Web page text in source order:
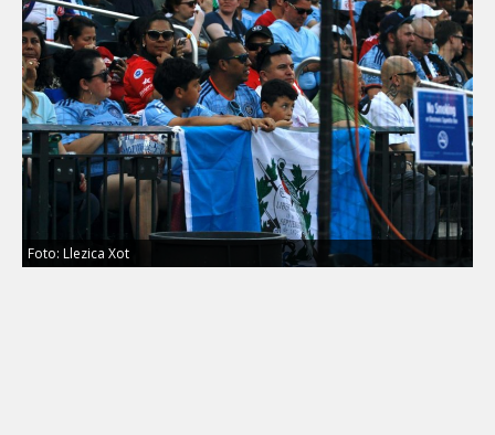
Foto: Llezica Xot